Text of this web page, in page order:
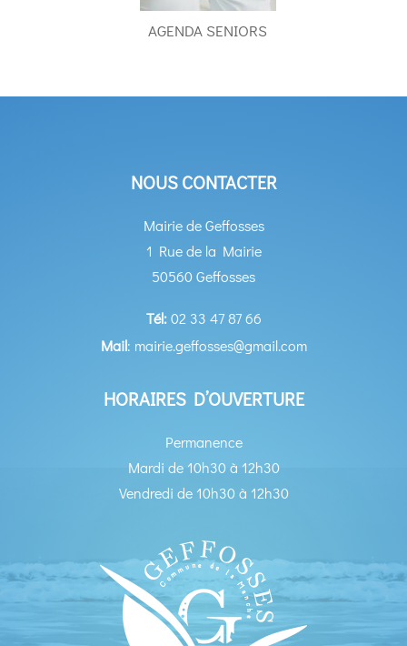
AGENDA SENIORS
NOUS CONTACTER
Mairie de Geffosses
1 Rue de la Mairie
50560 Geffosses
Tél:02 33 47 87 66
Mail: mairie.geffosses@gmail.com
HORAIRES D’OUVERTURE
Permanence
Mardi de 10h30 à 12h30
Vendredi de 10h30 à 12h30